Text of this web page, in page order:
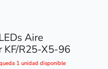
Aire
KF/R25-X5-96
1 unidad disponible